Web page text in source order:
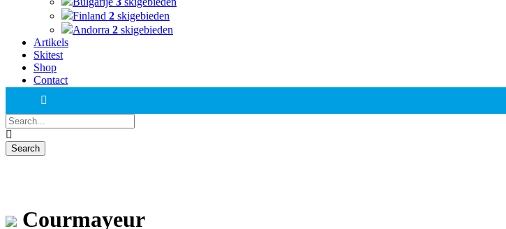
Finland 2 skigebieden
Andorra 2 skigebieden
Artikels
Skitest
Shop
Contact
Courmayeur